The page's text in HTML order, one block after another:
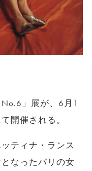
」展が、6月1
開催される。
ティナ・ランス
なったパリの女